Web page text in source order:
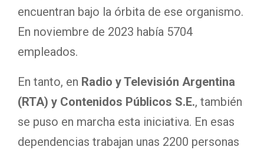
encuentran bajo la órbita de ese organismo.
En noviembre de 2023 había 5704
empleados.
En tanto, en Radio y Televisión Argentina
(RTA) y Contenidos Públicos S.E., también
se puso en marcha esta iniciativa. En esas
dependencias trabajan unas 2200 personas